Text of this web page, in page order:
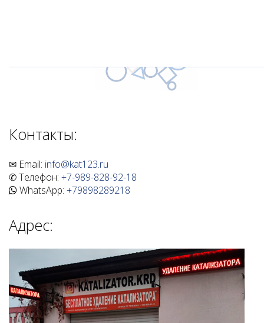
Контакты:
✉ Email: info@kat123.ru
✆ Телефон: +7-989-828-92-18
WhatsApp: +79898289218
Адрес: